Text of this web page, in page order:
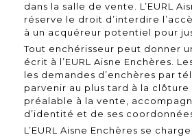
dans la salle de vente. L’EURL
réserve le droit d’interdire
à un acquéreur potentiel pour
Tout enchérisseur peut donner
écrit à l’EURL Aisne Enchères.
les demandes d’enchères par
parvenir au plus tard à la clôture
préalable à la vente,
d’identité et de ses
L’EURL Aisne Enchères se